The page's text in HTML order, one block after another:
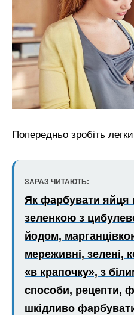
Попередньо зробіть
ЗАРАЗ ЧИТАЮТЬ:
Як фарбувати яйця
зеленкою з
йодом,
мереживні, зелені,
«в крапочку», з
способи, рецепти,
шкідливо